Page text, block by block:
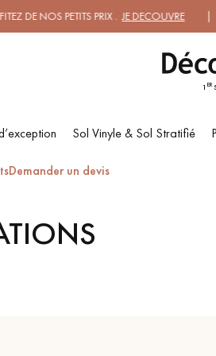
PETITS PRIX .JE DECOUVRE|
1 ER
Sol Vinyle & Sol Stratifié
Demander un devis
LES
PARQUET
CONTRECOLLÉ -